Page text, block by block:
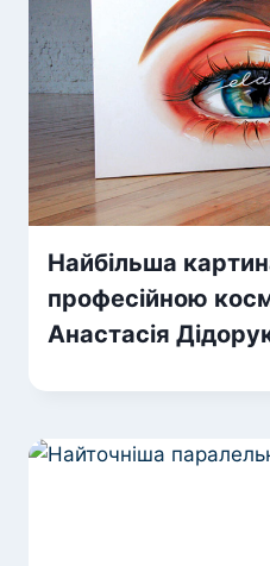
Найбільша
професійною
Анастасія